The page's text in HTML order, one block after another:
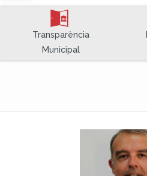
A
Transparència
Municipal